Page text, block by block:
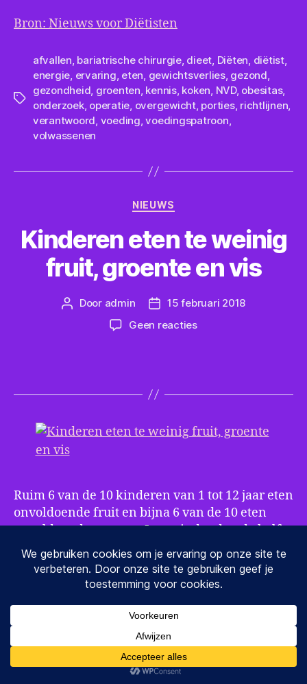
Bron: Nieuws voor Diëtisten
Tags
afvallen, bariatrische chirurgie, dieet, Diëten, diëtist,
energie, ervaring, eten, gewichtsverlies, gezond,
gezondheid, groenten, kennis, koken, NVD, obesitas,
onderzoek, operatie, overgewicht, porties, richtlijnen,
verantwoord, voeding,voedingspatroon,
volwassenen
Categorieën
NIEUWS
Kinderen eten te weinig
fruit, groente en vis
Berichtauteur
Door admin Berichtdatum
15 februari 2018
Geen reactiesop
fruit,
en
Ruim 6 van de 10 kinderen van 1 tot 12 jaar eten
onvoldoende fruit en bijna 6 van de 10 eten
onvoldoende groente. Iets minder dan de helft
van de kinderen in deze leeftijdscategorie eet
te weinig vis. Dit blijkt uit de
Gezondheidsenquête/Leefstijlmonitor die het
samenwerking met RIVM en het
Jongere kinderen eten meer fruit, groente en